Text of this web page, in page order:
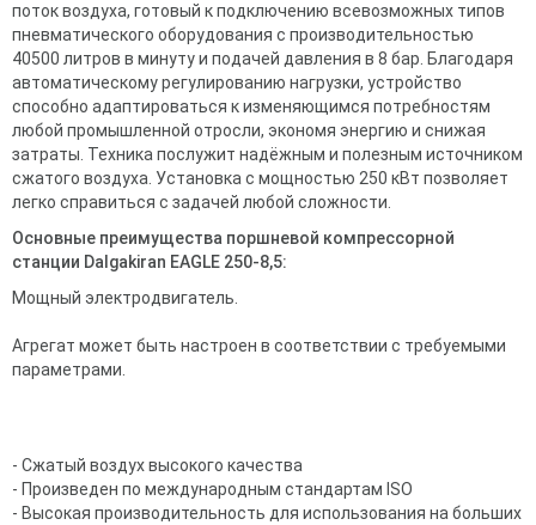
поток воздуха, готовый к подключению всевозможных типов
пневматического оборудования с производительностью
40500 литров в минуту и подачей давления в 8 бар. Благодаря
автоматическому регулированию нагрузки, устройство
способно адаптироваться к изменяющимся потребностям
любой промышленной отросли, экономя энергию и снижая
затраты. Техника послужит надёжным и полезным источником
сжатого воздуха. Установка с мощностью 250 кВт позволяет
легко справиться с задачей любой сложности.
Основные преимущества поршневой компрессорной
станции Dalgakiran EAGLE 250-8,5:
Мощный электродвигатель.
Агрегат может быть настроен в соответствии с требуемыми
параметрами.
- Сжатый воздух высокого качества
- Произведен по международным стандартам ISO
- Высокая производительность для использования на больших